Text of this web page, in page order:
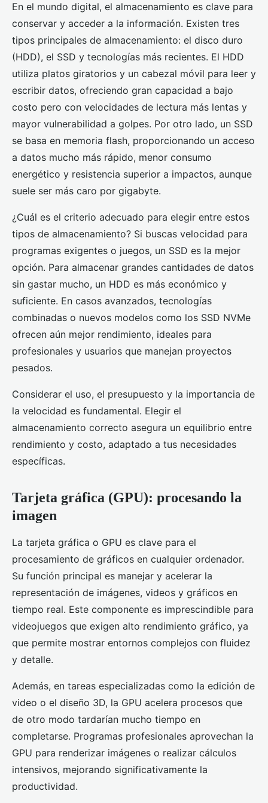
En el mundo digital, el almacenamiento es clave para
conservar y acceder a la información. Existen tres
tipos principales de almacenamiento: el disco duro
(HDD), el SSD y tecnologías más recientes. El HDD
utiliza platos giratorios y un cabezal móvil para leer y
escribir datos, ofreciendo gran capacidad a bajo
costo pero con velocidades de lectura más lentas y
mayor vulnerabilidad a golpes. Por otro lado, un SSD
se basa en memoria flash, proporcionando un acceso
a datos mucho más rápido, menor consumo
energético y resistencia superior a impactos, aunque
suele ser más caro por gigabyte.
¿Cuál es el criterio adecuado para elegir entre estos
tipos de almacenamiento? Si buscas velocidad para
programas exigentes o juegos, un SSD es la mejor
opción. Para almacenar grandes cantidades de datos
sin gastar mucho, un HDD es más económico y
suficiente. En casos avanzados, tecnologías
combinadas o nuevos modelos como los SSD NVMe
ofrecen aún mejor rendimiento, ideales para
profesionales y usuarios que manejan proyectos
pesados.
Considerar el uso, el presupuesto y la importancia de
la velocidad es fundamental. Elegir el
almacenamiento correcto asegura un equilibrio entre
rendimiento y costo, adaptado a tus necesidades
específicas.
Tarjeta gráfica (GPU): procesando la
imagen
La tarjeta gráfica o GPU es clave para el
procesamiento de gráficos en cualquier ordenador.
Su función principal es manejar y acelerar la
representación de imágenes, videos y gráficos en
tiempo real. Este componente es imprescindible para
videojuegos que exigen alto rendimiento gráfico, ya
que permite mostrar entornos complejos con fluidez
y detalle.
Además, en tareas especializadas como la edición de
video o el diseño 3D, la GPU acelera procesos que
de otro modo tardarían mucho tiempo en
completarse. Programas profesionales aprovechan la
GPU para renderizar imágenes o realizar cálculos
intensivos, mejorando significativamente la
productividad.